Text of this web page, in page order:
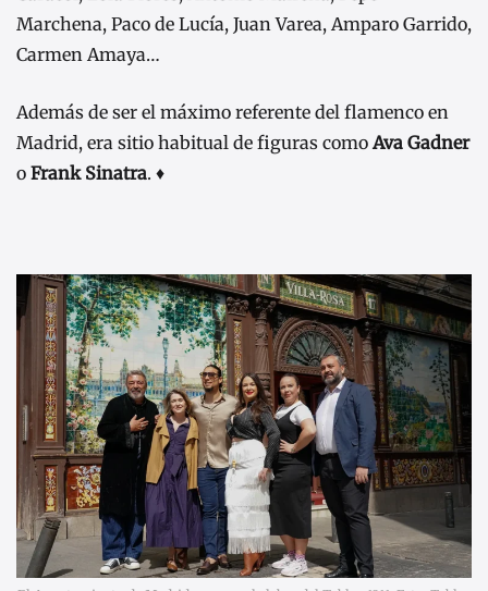
Marchena, Paco de Lucía, Juan Varea, Amparo Garrido,
Carmen Amaya…
Además de ser el máximo referente del flamenco en
Madrid, era sitio habitual de figuras comoAva Gadner
o Frank Sinatra. ♦